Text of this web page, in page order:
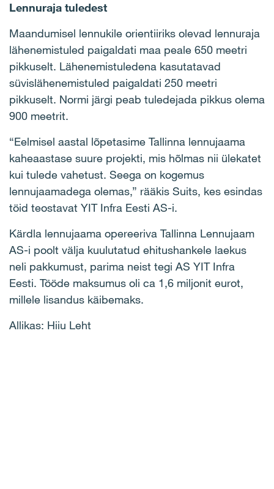
Lennuraja tuledest
Maandumisel lennukile orientiiriks olevad lennuraja
lähenemistuled paigaldati maa peale 650 meetri
pikkuselt. Lähenemistuledena kasutatavad
süvislähenemistuled paigaldati 250 meetri
pikkuselt. Normi järgi peab tuledejada pikkus olema
900 meetrit.
“Eelmisel aastal lõpetasime Tallinna lennujaama
kaheaastase suure projekti, mis hõlmas nii ülekatet
kui tulede vahetust. Seega on kogemus
lennujaamadega olemas,” rääkis Suits, kes esindas
töid teostavat YIT Infra Eesti AS-i.
Kärdla lennujaama opereeriva Tallinna Lennujaam
AS-i poolt välja kuulutatud ehitushankele laekus
neli pakkumust, parima neist tegi AS YIT Infra
Eesti. Tööde maksumus oli ca 1,6 miljonit eurot,
millele lisandus käibemaks.
Allikas: Hiiu Leht